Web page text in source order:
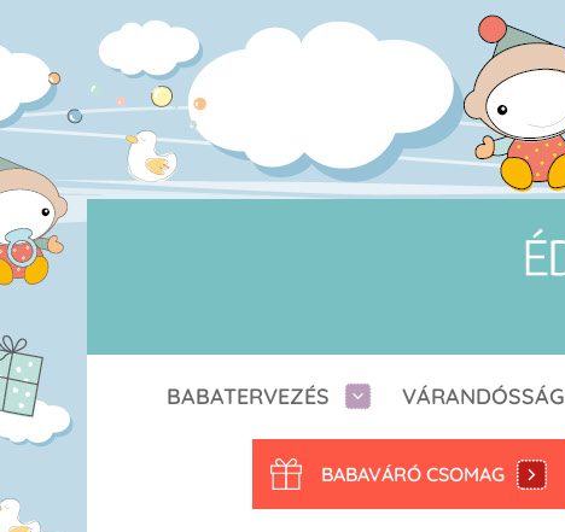
BABATERVEZÉS VÁRANDÓSSÁG
BABAVÁRÓ CSOMAG